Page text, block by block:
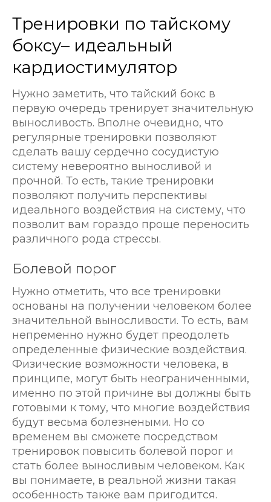
Тренировки по тайскому
боксу– идеальный
кардиостимулятор
Нужно заметить, что тайский бокс в
первую очередь тренирует значительную
выносливость. Вполне очевидно, что
регулярные тренировки позволяют
сделать вашу сердечно сосудистую
систему невероятно выносливой и
прочной. То есть, такие тренировки
позволяют получить перспективы
идеального воздействия на систему, что
позволит вам гораздо проще переносить
различного рода стрессы.
Болевой порог
Нужно отметить, что все тренировки
основаны на получении человеком более
значительной выносливости. То есть, вам
непременно нужно будет преодолеть
определенные физические воздействия.
Физические возможности человека, в
принципе, могут быть неограниченными,
именно по этой причине вы должны быть
готовыми к тому, что многие воздействия
будут весьма болезнеными. Но со
временем вы сможете посредством
тренировок повысить болевой порог и
стать более выносливым человеком. Как
вы понимаете, в реальной жизни такая
особенность также вам пригодится.